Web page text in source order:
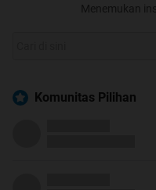
Menemukan
Komunitas Pilihan